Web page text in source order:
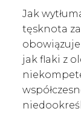
Jak
tęsknota
jak flaki z